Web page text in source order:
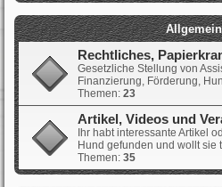
Rechtliches,
Gesetzliche Stellung von
Finanzierung, Förderung,
Themen: 23
Artikel, Videos und
Ihr habt interessante Artikel
Hund gefunden und wollt sie
Themen: 35